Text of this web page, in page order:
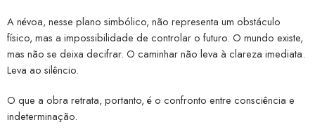
A névoa, nesse plano simbólico, não representa um obstáculo
físico, mas a impossibilidade de controlar o futuro. O mundo existe,
mas não se deixa decifrar. O caminhar não leva à clareza imediata.
Leva ao silêncio.
O que a obra retrata, portanto, é o confronto entre consciência e
indeterminação.